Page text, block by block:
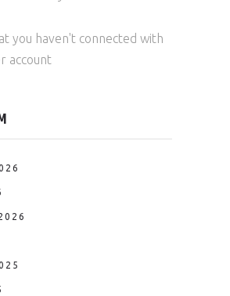
you haven't connected with
account